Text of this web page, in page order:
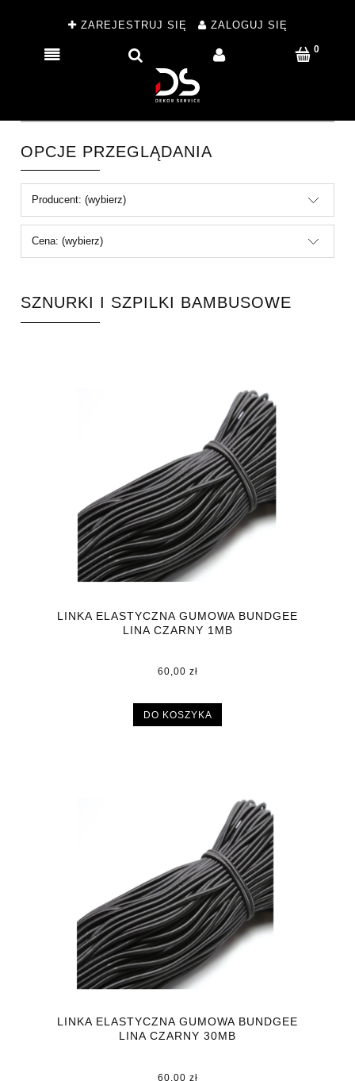
ZAREJESTRUJ SIĘ ZALOGUJ SIĘ
OPCJE PRZEGLĄDANIA
Producent: (wybierz)
Cena: (wybierz)
SZNURKI I SZPILKI BAMBUSOWE
LINKA ELASTYCZNA GUMOWA BUNDGEE
LINA CZARNY 1MB
60,00 zł
DO KOSZYKA
LINKA ELASTYCZNA GUMOWA BUNDGEE
LINA CZARNY 30MB
60,00 zł